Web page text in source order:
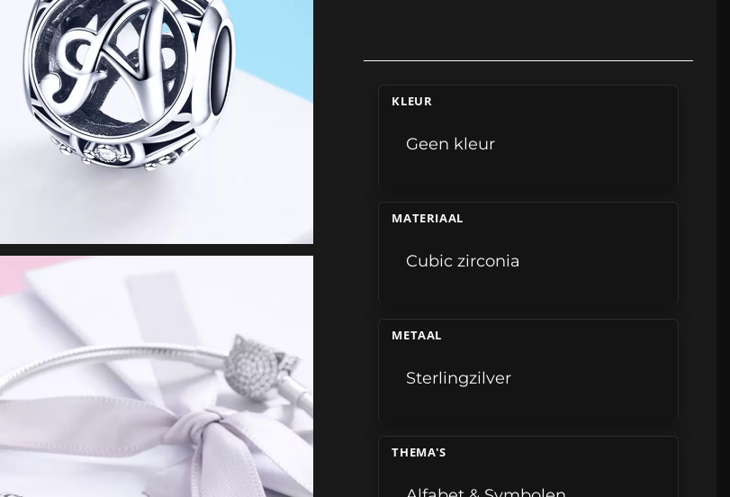
KLEUR
Geen kleur
MATERIAAL
Cubic zirconia
METAAL
Sterlingzilver
THEMA'S